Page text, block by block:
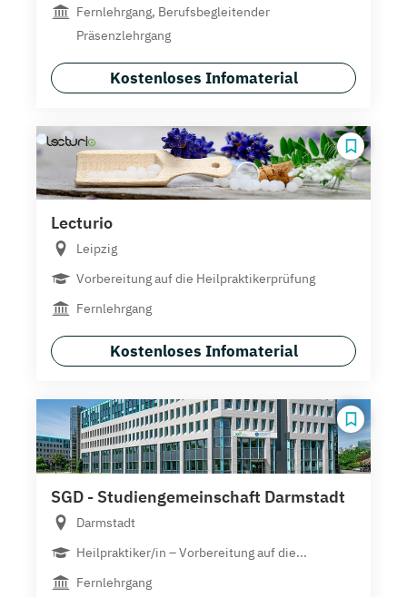
Fernlehrgang, Berufsbegleitender
Präsenzlehrgang
Kostenloses Infomaterial
Lecturio
Leipzig
Vorbereitung auf die Heilpraktikerprüfung
Fernlehrgang
Kostenloses Infomaterial
SGD - Studiengemeinschaft Darmstadt
Darmstadt
Heilpraktiker/in – Vorbereitung auf die...
Fernlehrgang